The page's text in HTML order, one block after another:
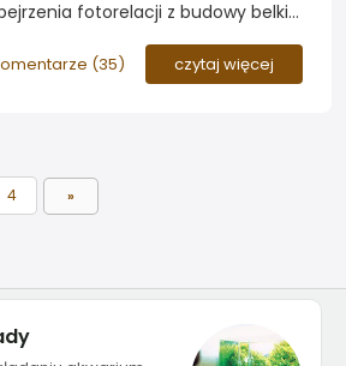
fotorelacji z budowy belki
w niej kilka problemów związanych
(35) czytaj więcej
4 »